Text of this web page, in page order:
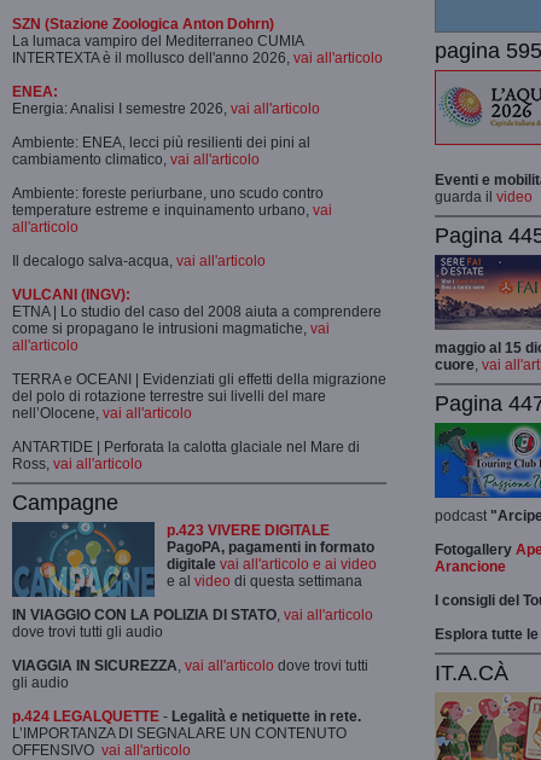
SZN (Stazione Zoologica Anton Dohrn)
La lumaca vampiro del Mediterraneo CUMIA
INTERTEXTA è il mollusco dell'anno 2026, vai all'articolo
ENEA:
Energia: Analisi I semestre 2026, vai all'articolo
Ambiente: ENEA, lecci più resilienti dei pini al
cambiamento climatico, vai all'articolo
Ambiente: foreste periurbane, uno scudo contro
temperature estreme e inquinamento urbano, vai
all'articolo
Il decalogo salva-acqua, vai all'articolo
VULCANI (INGV):
ETNA | Lo studio del caso del 2008 aiuta a comprendere
come si propagano le intrusioni magmatiche, vai
all'articolo
TERRA e OCEANI | Evidenziati gli effetti della migrazione
del polo di rotazione terrestre sui livelli del mare
nell’Olocene, vai all'articolo
ANTARTIDE | Perforata la calotta glaciale nel Mare di
Ross, vai all'articolo
Campagne
p.423 VIVERE DIGITALE
PagoPA, pagamenti in formato
digitale vai all'articolo e ai video
e al video di questa settimana
IN VIAGGIO CON LA POLIZIA DI STATO, vai all'articolo
dove trovi tutti gli audio
VIAGGIA IN SICUREZZA, vai all'articolo dove trovi tutti
gli audio
p.424 LEGALQUETTE - Legalità e netiquette in rete.
L’IMPORTANZA DI SEGNALARE UN CONTENUTO
OFFENSIVO vai all'articolo
pagina
Eventi e
guarda il video
Pagina
maggio al 15
cuore, vai
Pagina
podcast
Fotogallery
Arancione
I consigli del
Esplora tutte
IT.A.CÀ